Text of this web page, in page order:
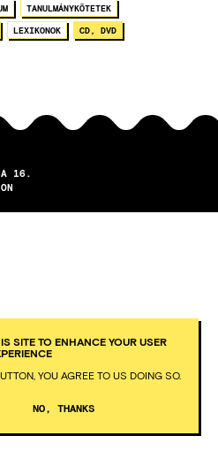
TANULMÁNYKÖTETEK
LEXIKONOK CD, DVD
16.
SITE TO ENHANCE YOUR USER
YOU AGREE TO US DOING SO.
NO, THANKS